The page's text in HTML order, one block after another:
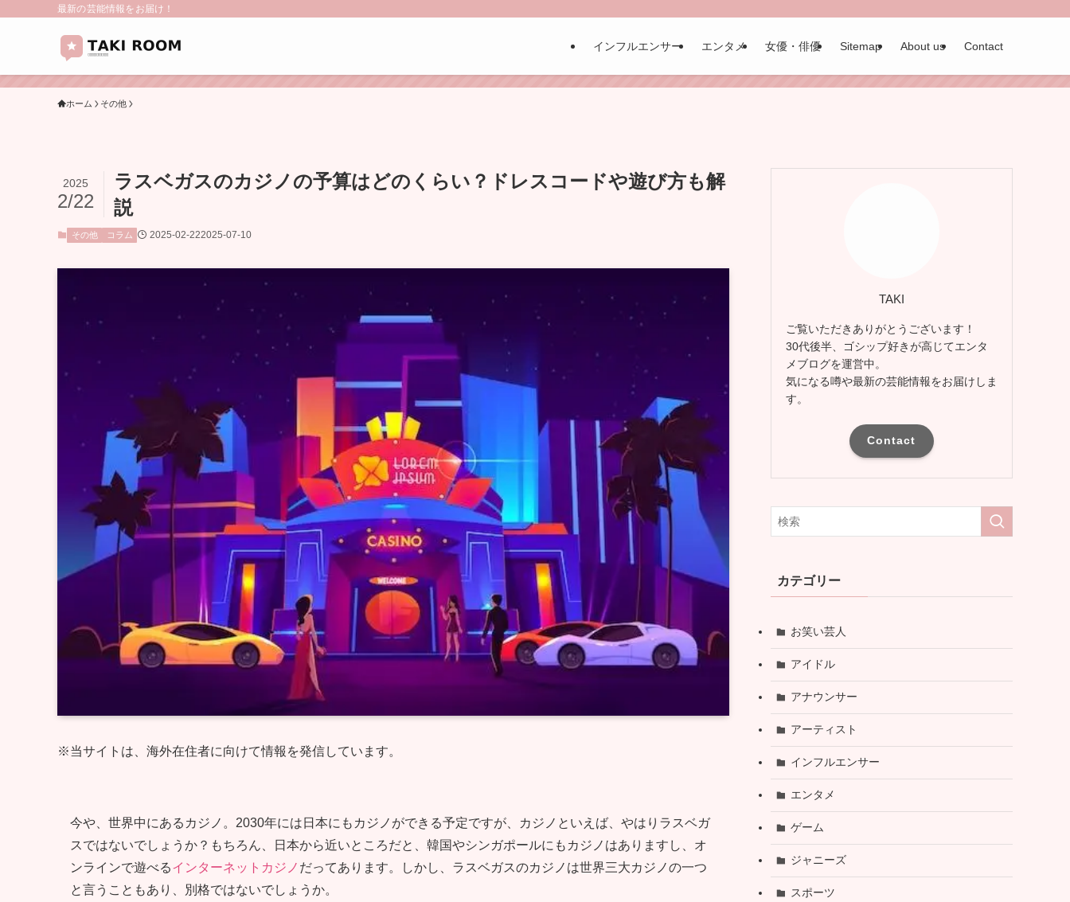
最新の芸能情報をお届け！
インフルエンサー エンタメ 女優・俳優 Sitemap About us Contact
ホーム その他
ラスベガスのカジノの予算はどのくらい？ドレスコードや遊び方も解
説
2025
2/22
その他 コラム 2025-02-222025-07-10
※当サイトは、海外在住者に向けて情報を発信しています。
今や、世界中にあるカジノ。2030年には日本にもカジノができる予定ですが、カジノといえば、やはりラスベガ
スではないでしょうか？もちろん、日本から近いところだと、韓国やシンガポールにもカジノはありますし、オ
ンラインで遊べるインターネットカジノ だってあります。しかし、ラスベガスのカジノは世界三大カジノの一つ
と言うこともあり、別格ではないでしょうか。
TAKI
ご覧いただきありがとうございます！
30代後半、ゴシップ好きが高じてエンタ
メブログを運営中。
気になる噂や最新の芸能情報をお届けしま
す。
Contact
カテゴリー
お笑い芸人
アイドル
アナウンサー
アーティスト
インフルエンサー
エンタメ
ゲーム
ジャニーズ
スポーツ